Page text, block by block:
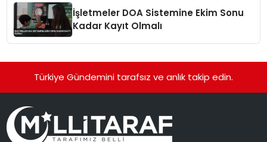
İşletmeler DOA Sistemine Ekim Sonu
Kadar Kayıt Olmalı
Türkiye Gündemini tarafsız ve anlık takip edin.